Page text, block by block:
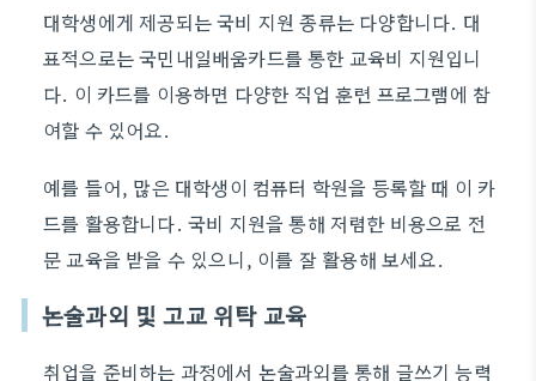
대학생에게 제공되는 국비 지원 종류는 다양합니다. 대
표적으로는 국민내일배움카드를 통한 교육비 지원입니
다. 이 카드를 이용하면 다양한 직업 훈련 프로그램에 참
여할 수 있어요.
예를 들어, 많은 대학생이 컴퓨터 학원을 등록할 때 이 카
드를 활용합니다. 국비 지원을 통해 저렴한 비용으로 전
문 교육을 받을 수 있으니, 이를 잘 활용해 보세요.
논술과외 및 고교 위탁 교육
취업을 준비하는 과정에서 논술과외를 통해 글쓰기 능력